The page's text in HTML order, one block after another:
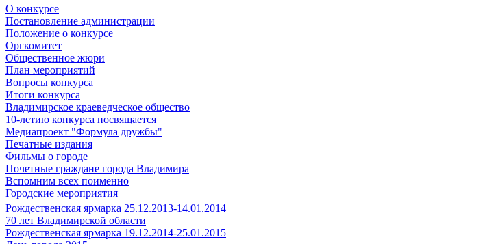
О конкурсе
Постановление администрации
Положение о конкурсе
Оргкомитет
Общественное жюри
План мероприятий
Вопросы конкурса
Итоги конкурса
Владимирское краеведческое общество
10-летию конкурса посвящается
Медиапроект "Формула дружбы"
Печатные издания
Фильмы о городе
Почетные граждане города Владимира
Вспомним всех поименно
Городские мероприятия
Рождественская ярмарка 25.12.2013-14.01.2014
70 лет Владимирской области
Рождественская ярмарка 19.12.2014-25.01.2015